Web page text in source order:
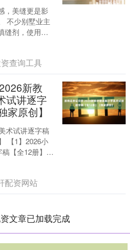
，美缝更是影
不少别墅业主
缝剂，使用一
发黑、颜色
查询工具
新教
试讲逐字
家原创】
术试讲逐字稿
【1】2026小
【全12册】每
篇】新教材
配资网站
文章已加载完成